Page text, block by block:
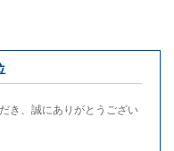
き、誠にありがとうござい